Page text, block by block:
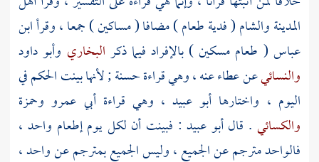
المدينةوالشام( فدية طعام ) مضافا ( مساكين ) جمعا ، وقرأابن
عباس ( طعام مسكين ) بالإفراد فيما ذكر البخاري وأبو داود
والنسائيعنعطاءعنه ، وهي قراءة حسنة ; لأنها بينت الحكم في
اليوم ، واختارها أبو عبيد ، وهي قراءةأبي عمرو وحمزة
والكسائي . قالأبو عبيد : فبينت أن لكل يوم إطعام واحد ،
فالواحد مترجم عن الجميع ، وليس الجميع بمترجم عن واحد ،